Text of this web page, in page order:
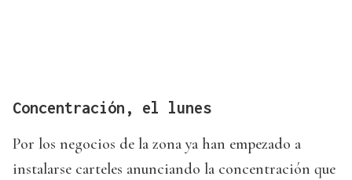
Concentración, el lunes
Por los negocios de la zona ya han empezado a
instalarse carteles anunciando la concentración que